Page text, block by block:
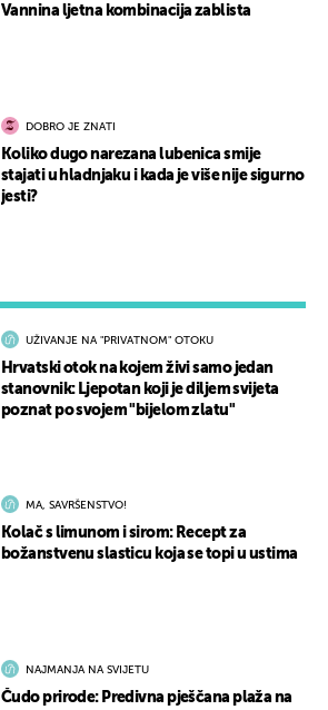
UŽIVANJE NA "PRIVATNOM" OTOKU
Hrvatski otok na kojem živi samo jedan
stanovnik: Ljepotan koji je diljem svijeta
poznat po svojem "bijelom zlatu"
MA, SAVRŠENSTVO!
Kolač s limunom i sirom: Recept za
božanstvenu slasticu koja se topi u ustima
NAJMANJA NA SVIJETU
Čudo prirode: Predivna pješčana plaža na
Vannina ljetna kombinacija zablista
DOBRO JE ZNATI
Koliko dugo narezana lubenica smije
stajati u hladnjaku i kada je više nije sigurno
jesti?